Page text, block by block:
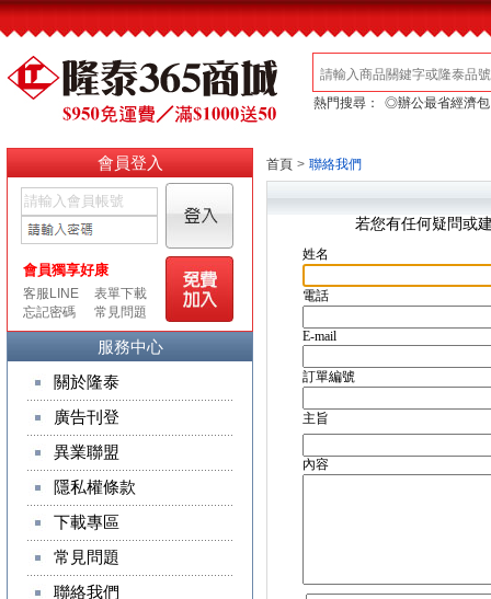
熱門搜尋： ◎辦公最省經濟包
會員登入
服務中心
關於隆泰
廣告刊登
異業聯盟
隱私權條款
下載專區
常見問題
聯絡我們
首頁 > 聯絡我們
若您有任何疑問或